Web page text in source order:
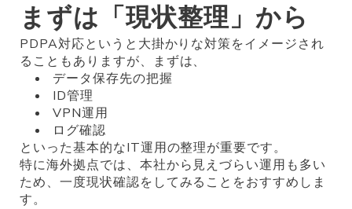
まずは「現状整理」から
PDPA対応というと大掛かりな対策をイメージされ
ることもありますが、まずは、
データ保存先の把握
ID管理
VPN運用
ログ確認
といった基本的なIT運用の整理が重要です。
特に海外拠点では、本社から見えづらい運用も多い
ため、一度現状確認をしてみることをおすすめしま
す。